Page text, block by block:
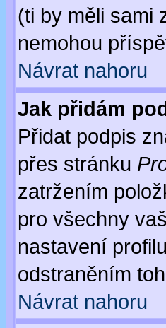
(ti by měli sami
nemohou
Návrat nahoru
Jak přidám
Přidat podpis
přes stránku
zatržením
pro všechny
nastavení
odstraněním
Návrat nahoru